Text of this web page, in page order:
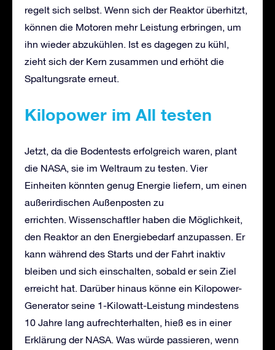
regelt sich selbst. Wenn sich der Reaktor überhitzt,
können die Motoren mehr Leistung erbringen, um
ihn wieder abzukühlen. Ist es dagegen zu kühl,
zieht sich der Kern zusammen und erhöht die
Spaltungsrate erneut.
Kilopower im All testen
Jetzt, da die Bodentests erfolgreich waren, plant
die NASA, sie im Weltraum zu testen. Vier
Einheiten könnten genug Energie liefern, um einen
außerirdischen Außenposten zu
errichten. Wissenschaftler haben die Möglichkeit,
den Reaktor an den Energiebedarf anzupassen. Er
kann während des Starts und der Fahrt inaktiv
bleiben und sich einschalten, sobald er sein Ziel
erreicht hat. Darüber hinaus könne ein Kilopower-
Generator seine 1-Kilowatt-Leistung mindestens
10 Jahre lang aufrechterhalten, hieß es in einer
Erklärung der NASA. Was würde passieren, wenn